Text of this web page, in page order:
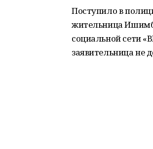
Поступило в
жительница
социальной сети
заявительница не